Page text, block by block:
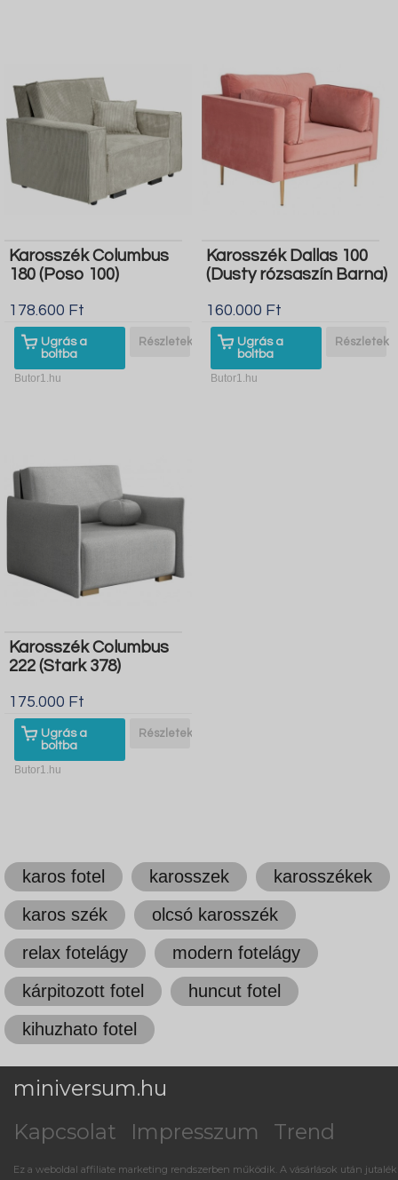
Karosszék Columbus
180 (Poso 100)
178.600 Ft
Ugrás a
boltba
Részletek
Butor1.hu
Karosszék Dallas 100
(Dusty rózsaszín Barna)
160.000 Ft
Ugrás a
boltba
Részletek
Butor1.hu
Karosszék Columbus
222 (Stark 378)
175.000 Ft
Ugrás a
boltba
Részletek
Butor1.hu
karos fotel karosszek
karosszékek
karos szék
olcsó karosszék
relax fotelágy
modern fotelágy
kárpitozott fotel
huncut fotel
kihuzhato fotel
miniversum.hu
Kapcsolat
Impresszum Trend
Ez a weboldal affiliate marketing rendszerben működik. A vásárlások után jutalék